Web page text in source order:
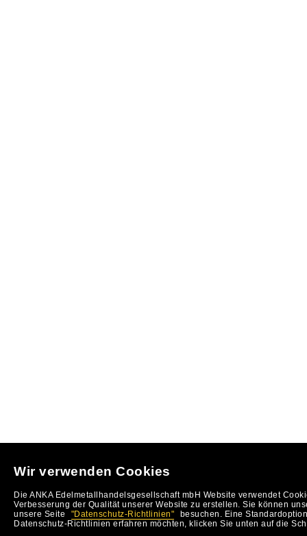
Wir verwenden Cookies
Die ANKA Edelmetallhandelsgesellschaft mbH Website verwendet
Verbesserung der Qualität unserer Website zu erstellen. Sie können
unsere Seite
"Datenschutz-Richtlinien"
besuchen. Eine
Datenschutz-Richtlinien erfahren möchten, klicken Sie unten auf die